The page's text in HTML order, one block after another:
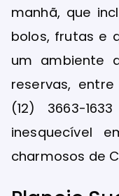
manhã, que
bolos, frutas e
um ambiente
reservas,
(12) 3663-
inesquecível
charmosos de